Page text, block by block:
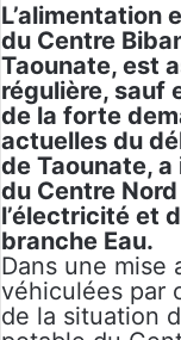
L’alimentation
du Centre
Taounate, est
régulière, sauf
de la forte
actuelles du
de Taounate,
du Centre
l’électricité et
branche Eau.
Dans une mise
véhiculées par
de la situation